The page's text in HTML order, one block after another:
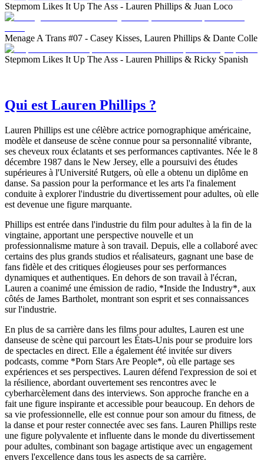
Stepmom Likes It Up The Ass - Lauren Phillips & Juan Loco
Menage A Trans #07 - Casey Kisses, Lauren Phillips & Dante Colle
Stepmom Likes It Up The Ass - Lauren Phillips & Ricky Spanish
Qui est Lauren Phillips ?
Lauren Phillips est une célèbre actrice pornographique américaine,
modèle et danseuse de scène connue pour sa personnalité vibrante,
ses cheveux roux éclatants et ses performances captivantes. Née le 8
décembre 1987 dans le New Jersey, elle a poursuivi des études
supérieures à l'Université Rutgers, où elle a obtenu un diplôme en
danse. Sa passion pour la performance et les arts l'a finalement
conduite à explorer l'industrie du divertissement pour adultes, où elle
est devenue une figure marquante.
Phillips est entrée dans l'industrie du film pour adultes à la fin de la
vingtaine, apportant une perspective nouvelle et un
professionnalisme mature à son travail. Depuis, elle a collaboré avec
certains des plus grands studios et réalisateurs, gagnant une base de
fans fidèle et des critiques élogieuses pour ses performances
dynamiques et authentiques. En dehors de son travail à l'écran,
Lauren a coanimé une émission de radio, *Inside the Industry*, aux
côtés de James Bartholet, montrant son esprit et ses connaissances
sur l'industrie.
En plus de sa carrière dans les films pour adultes, Lauren est une
danseuse de scène qui parcourt les États-Unis pour se produire lors
de spectacles en direct. Elle a également été invitée sur divers
podcasts, comme *Porn Stars Are People*, où elle partage ses
expériences et ses perspectives. Lauren défend l'expression de soi et
la résilience, abordant ouvertement ses rencontres avec le
cyberharcèlement dans des interviews. Son approche franche en a
fait une figure inspirante et accessible pour beaucoup. En dehors de
sa vie professionnelle, elle est connue pour son amour du fitness, de
la danse et pour rester connectée avec ses fans. Lauren Phillips reste
une figure polyvalente et influente dans le monde du divertissement
pour adultes, combinant son bagage artistique avec un engagement
envers l'excellence dans tous les aspects de sa carrière.